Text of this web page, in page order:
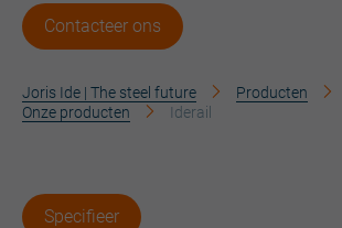
Contacteer ons
Joris Ide | The steel future
Producten
Onze producten
Iderail
Specifieer